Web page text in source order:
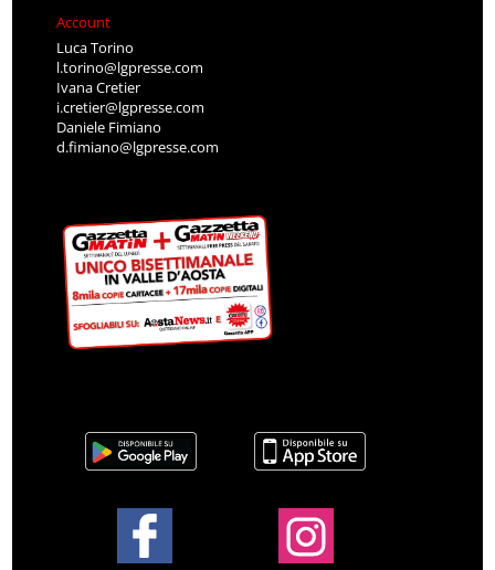
Account
Luca Torino
l.torino@lgpresse.com
Ivana Cretier
i.cretier@lgpresse.com
Daniele Fimiano
d.fimiano@lgpresse.com